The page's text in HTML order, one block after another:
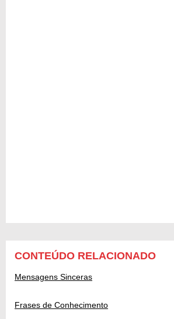
CONTEÚDO RELACIONADO
Mensagens Sinceras
Frases de Conhecimento